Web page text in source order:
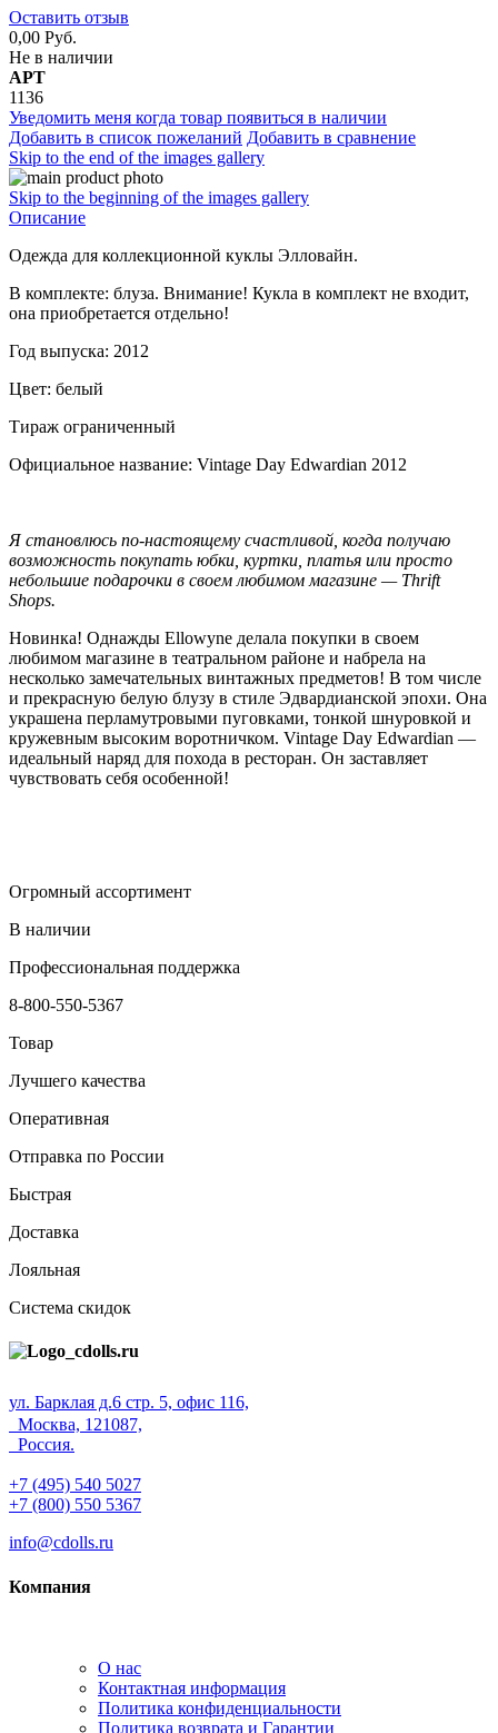
Оставить отзыв
0,00 Руб.
Не в наличии
АРТ
1136
Уведомить меня когда товар появиться в наличии
Добавить в список пожеланий Добавить в сравнение
Skip to the end of the images gallery
Skip to the beginning of the images gallery
Описание
Одежда для коллекционной куклы Элловайн.
В комплекте: блуза. Внимание! Кукла в комплект не входит,
она приобретается отдельно!
Год выпуска: 2012
Цвет: белый
Тираж ограниченный
Официальное название: Vintage Day Edwardian 2012
Я становлюсь по-настоящему счастливой, когда получаю
возможность покупать юбки, куртки, платья или просто
небольшие подарочки в своем любимом магазине — Thrift
Shops.
Новинка! Однажды Ellowyne делала покупки в своем
любимом магазине в театральном районе и набрела на
несколько замечательных винтажных предметов! В том числе
и прекрасную белую блузу в стиле Эдвардианской эпохи. Она
украшена перламутровыми пуговками, тонкой шнуровкой и
кружевным высоким воротничком. Vintage Day Edwardian —
идеальный наряд для похода в ресторан. Он заставляет
чувствовать себя особенной!
Огромный ассортимент
В наличии
Профессиональная поддержка
8-800-550-5367
Товар
Лучшего качества
Оперативная
Отправка по России
Быстрая
Доставка
Лояльная
Система скидок
ул. Барклая д.6 стр. 5, офис 116,
Москва, 121087,
Россия.
+7 (495) 540 5027
+7 (800) 550 5367
info@cdolls.ru
Компания
О нас
Контактная информация
Политика конфиденциальности
Политика возврата и Гарантии